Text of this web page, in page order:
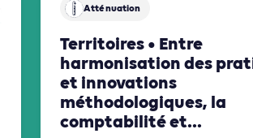
Atténuation
Territoires • Entre
harmonisation des
et innovations
méthodologiques, la
comptabilité et...